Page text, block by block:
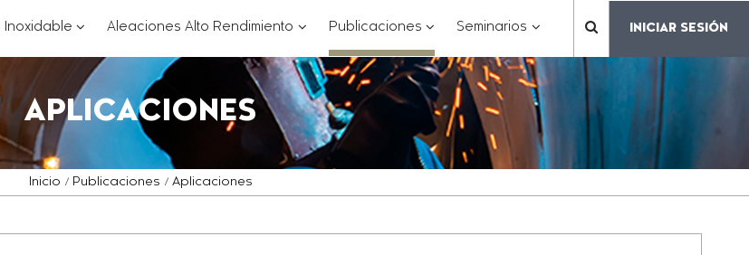
Inoxidable???
key.formatter.header.toggle.subsections???
Aleaciones Alto Rendimiento ???
key.formatter.header.toggle.subsections???
Publicaciones???
key.formatter.header.toggle.subsections???
Seminarios ???
???
INICIAR SESIÓN
APLICACIONES
Inicio Publicaciones Aplicaciones